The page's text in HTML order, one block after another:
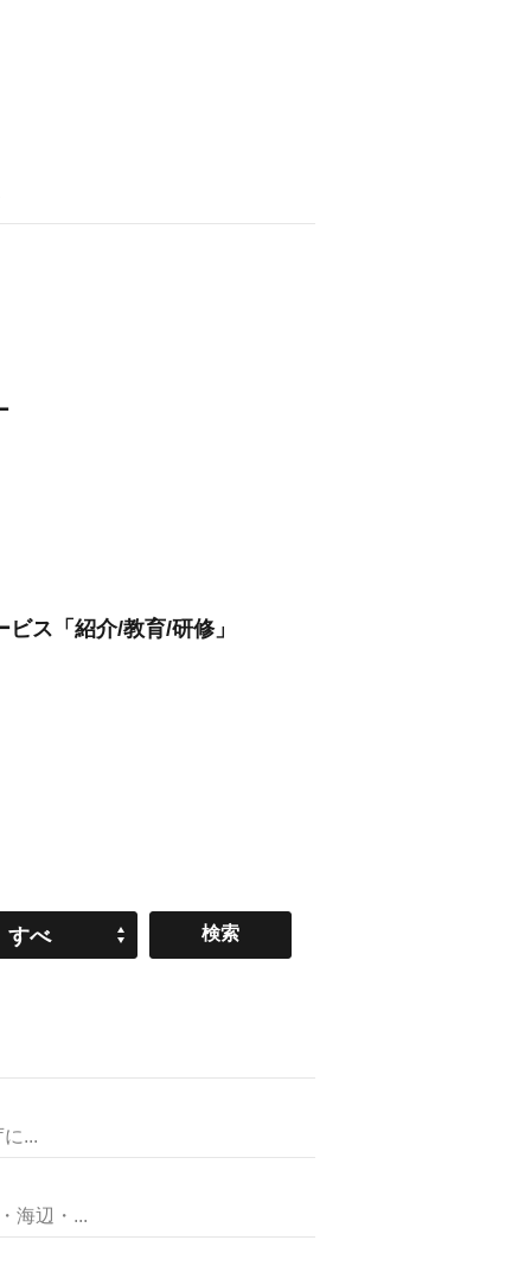
ス「紹介/教育/研修」
すべ
...
海辺・...